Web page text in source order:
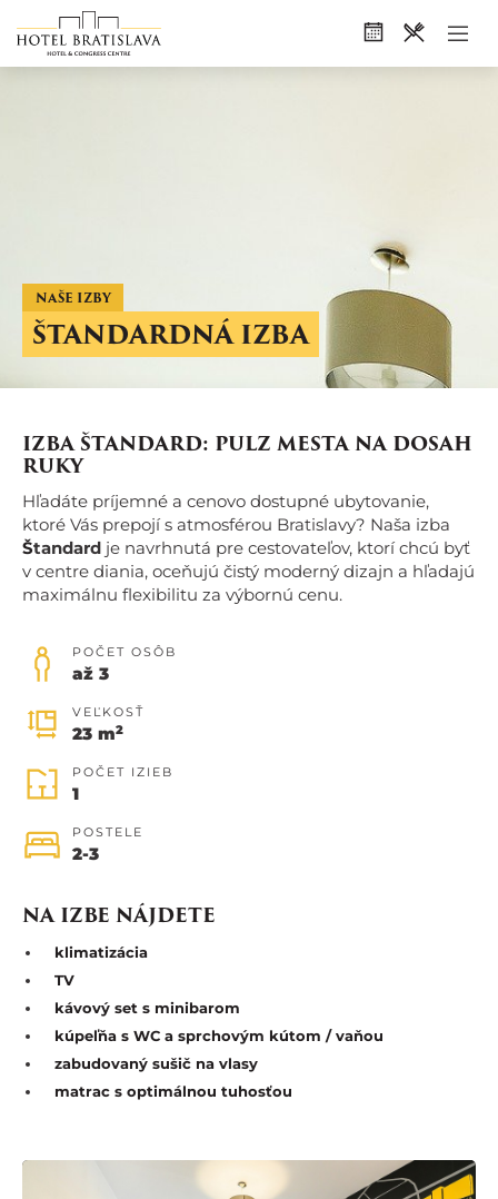
NAŠE IZBY
ŠTANDARDNÁ IZBA
IZBA ŠTANDARD: PULZ MESTA NA DOSAH
RUKY
Hľadáte príjemné a cenovo dostupné ubytovanie,
ktoré Vás prepojí s atmosférou Bratislavy? Naša izba
Štandard je navrhnutá pre cestovateľov, ktorí chcú byť
v centre diania, oceňujú čistý moderný dizajn a hľadajú
maximálnu flexibilitu za výbornú cenu.
POČET OSÔB
až 3
VEĽKOSŤ
23 m2
POČET IZIEB
1
POSTELE
2-3
NA IZBE NÁJDETE
klimatizácia
TV
kávový set s minibarom
kúpeľňa s WC a sprchovým kútom / vaňou
zabudovaný sušič na vlasy
matrac s optimálnou tuhosťou